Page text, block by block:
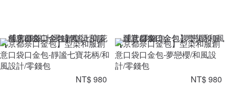
【京都奈口金包】型染和服創
意口袋口金包-靜謐七寶花柄/和
風設計/零錢包
NT$ 980
【京都奈口金包】型染和服創
意口袋口金包-夢戀櫻/和風設
計/零錢包
NT$ 980